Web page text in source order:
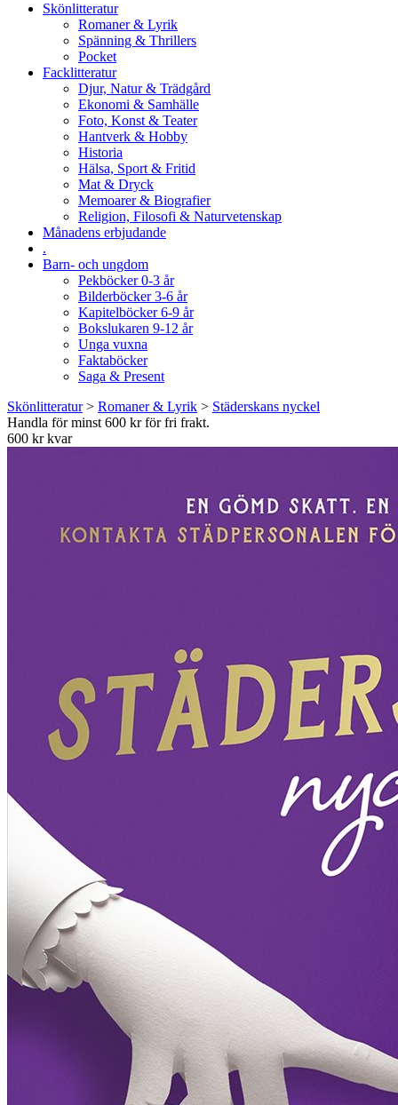
Skönlitteratur
Romaner & Lyrik
Spänning & Thrillers
Pocket
Facklitteratur
Djur, Natur & Trädgård
Ekonomi & Samhälle
Foto, Konst & Teater
Hantverk & Hobby
Historia
Hälsa, Sport & Fritid
Mat & Dryck
Memoarer & Biografier
Religion, Filosofi & Naturvetenskap
Månadens erbjudande
.
Barn- och ungdom
Pekböcker 0-3 år
Bilderböcker 3-6 år
Kapitelböcker 6-9 år
Bokslukaren 9-12 år
Unga vuxna
Faktaböcker
Saga & Present
Skönlitteratur> Romaner & Lyrik > Städerskans nyckel
Handla för minst 600 kr för fri frakt.
600 kr kvar